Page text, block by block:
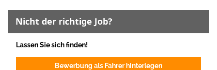
Nicht der richtige Job?
Lassen Sie sich finden!
Bewerbung als Fahrer hinterlegen